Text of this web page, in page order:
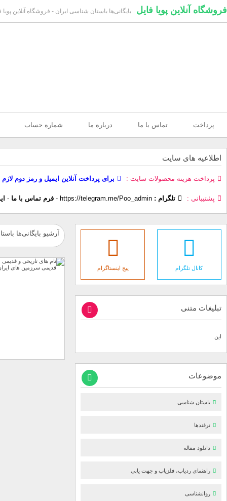
فروشگاه آنلاین پویا فایل بایگانی‌ها باستان شناسی ایران - فروشگاه آنلاین پویا
پرداخت تماس با ما درباره ما شماره حساب
اطلاعیه های سایت
پرداخت هزینه محصولات سایت برای پرداخت آنلاین ایمیل و رمز دوم
پشتیبانی تلگرام : https://telegram.me/Poo_admin
- فرم تماس با ما -
آرشیو بایگانی‌ها
کانال تلگرام پیج اینستاگرام
تبلیغات متنی
این
موضوعات
باستان شناسی
ترفندها
دانلود مقاله
راهنمای ردیاب، فلزیاب و جهت یابی
روانشناسی